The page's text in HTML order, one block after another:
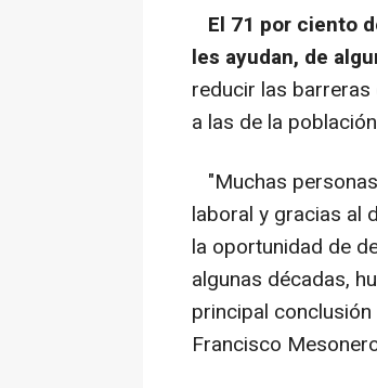
El 71 por ciento
les ayudan, de
reducir las
a las de la
"Muchas
laboral y gracias al
la oportunidad de
algunas décadas,
principal
Francisco